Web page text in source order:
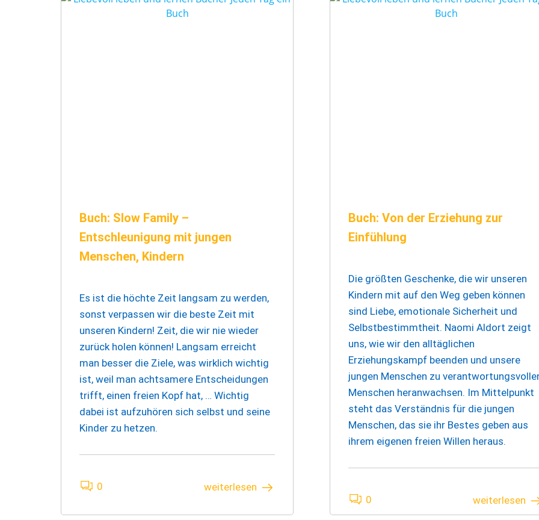
Buch: Slow Family –
Entschleunigung mit jungen
Menschen, Kindern
Es ist die höchte Zeit langsam zu werden,
sonst verpassen wir die beste Zeit mit
unseren Kindern! Zeit, die wir nie wieder
zurück holen können! Langsam erreicht
man besser die Ziele, was wirklich wichtig
ist, weil man achtsamere Entscheidungen
trifft, einen freien Kopf hat, … Wichtig
dabei ist aufzuhören sich selbst und seine
Kinder zu hetzen.
0 weiterlesen
Buch: Von der Erziehung zur
Einfühlung
Die größten Geschenke, die wir unseren
Kindern mit auf den Weg geben können
sind Liebe, emotionale Sicherheit und
Selbstbestimmtheit. Naomi Aldort zeigt
uns, wie wir den alltäglichen
Erziehungskampf beenden und unsere
jungen Menschen zu
Menschen heranwachsen. Im Mittelpunkt
steht das Verständnis für die jungen
Menschen, das sie ihr Bestes geben aus
ihrem eigenen freien Willen heraus.
0 weiterlesen